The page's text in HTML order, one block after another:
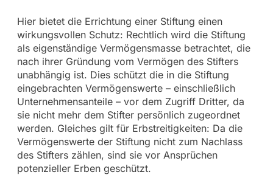
Hier bietet die Errichtung einer Stiftung einen
wirkungsvollen Schutz: Rechtlich wird die Stiftung
als eigenständige Vermögensmasse betrachtet, die
nach ihrer Gründung vom Vermögen des Stifters
unabhängig ist. Dies schützt die in die Stiftung
eingebrachten Vermögenswerte – einschließlich
Unternehmensanteile – vor dem Zugriff Dritter, da
sie nicht mehr dem Stifter persönlich zugeordnet
werden. Gleiches gilt für Erbstreitigkeiten: Da die
Vermögenswerte der Stiftung nicht zum Nachlass
des Stifters zählen, sind sie vor Ansprüchen
potenzieller Erben geschützt.